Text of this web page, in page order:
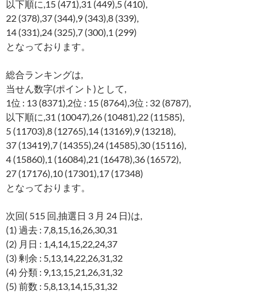
以下順に,15 (471),31 (449),5 (410),
22 (378),37 (344),9 (343),8 (339),
14 (331),24 (325),7 (300),1 (299)
となっております。
総合ランキングは,
当せん数字(ポイント)として,
1位 : 13 (8371),2位 : 15 (8764),3位 : 32 (8787),
以下順に,31 (10047),26 (10481),22 (11585),
5 (11703),8 (12765),14 (13169),9 (13218),
37 (13419),7 (14355),24 (14585),30 (15116),
4 (15860),1 (16084),21 (16478),36 (16572),
27 (17176),10 (17301),17 (17348)
となっております。
次回( 515 回,抽選日 3 月 24 日)は,
(1) 過去 : 7,8,15,16,26,30,31
(2) 月日 : 1,4,14,15,22,24,37
(3) 剰余 : 5,13,14,22,26,31,32
(4) 分類 : 9,13,15,21,26,31,32
(5) 前数 : 5,8,13,14,15,31,32